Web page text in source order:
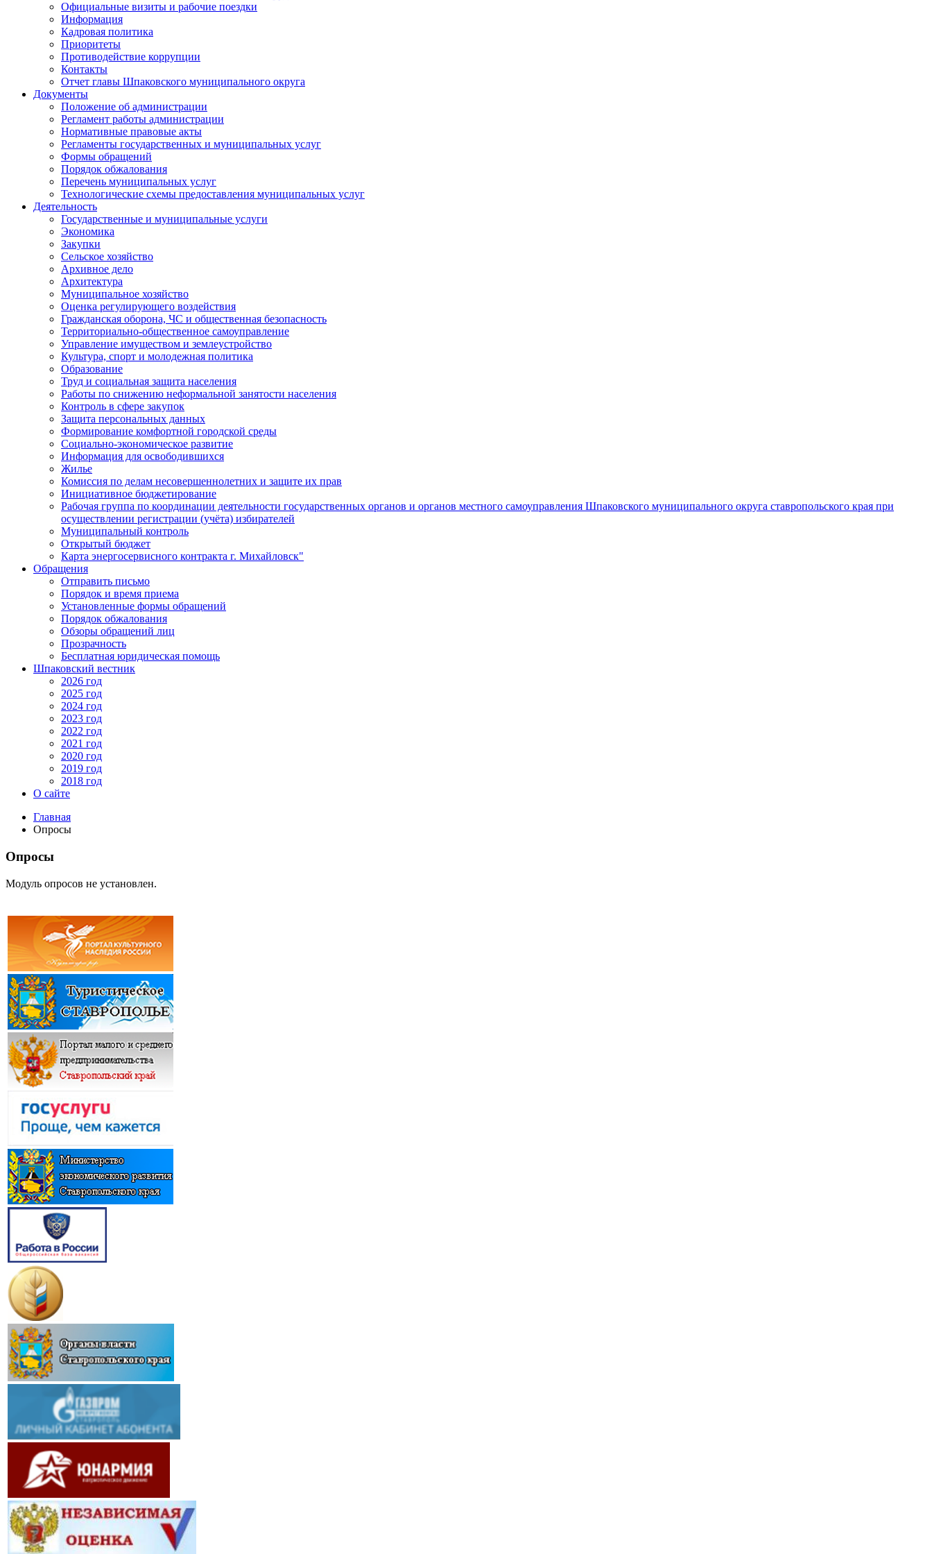
Официальные визиты и рабочие поездки
Информация
Кадровая политика
Приоритеты
Противодействие коррупции
Контакты
Отчет главы Шпаковского муниципального округа
Документы
Положение об администрации
Регламент работы администрации
Нормативные правовые акты
Регламенты государственных и муниципальных услуг
Формы обращений
Порядок обжалования
Перечень муниципальных услуг
Технологические схемы предоставления муниципальных услуг
Деятельность
Государственные и муниципальные услуги
Экономика
Закупки
Сельское хозяйство
Архивное дело
Архитектура
Муниципальное хозяйство
Оценка регулирующего воздействия
Гражданская оборона, ЧС и общественная безопасность
Территориально-общественное самоуправление
Управление имуществом и землеустройство
Культура, спорт и молодежная политика
Образование
Труд и социальная защита населения
Работы по снижению неформальной занятости населения
Контроль в сфере закупок
Защита персональных данных
Формирование комфортной городской среды
Социально-экономическое развитие
Информация для освободившихся
Жилье
Комиссия по делам несовершеннолетних и защите их прав
Инициативное бюджетирование
Рабочая группа по координации деятельности государственных органов и органов местного самоуправления Шпаковского муниципального округа ставропольского края при
осуществлении регистрации (учёта) избирателей
Муниципальный контроль
Открытый бюджет
Карта энергосервисного контракта г. Михайловск"
Обращения
Отправить письмо
Порядок и время приема
Установленные формы обращений
Порядок обжалования
Обзоры обращений лиц
Прозрачность
Бесплатная юридическая помощь
Шпаковский вестник
2026 год
2025 год
2024 год
2023 год
2022 год
2021 год
2020 год
2019 год
2018 год
О сайте
Главная
Опросы
Опросы
Модуль опросов не установлен.